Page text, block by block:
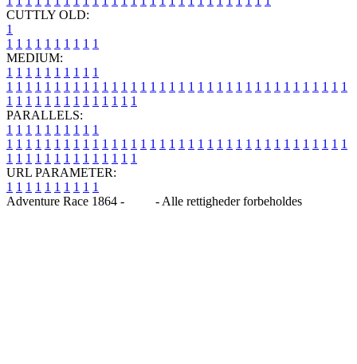
CUTTLY OLD:
1
1 1 1 1 1 1 1 1 1 1
MEDIUM:
1 1 1 1 1 1 1 1 1 1
1 1 1 1 1 1 1 1 1 1 1 1 1 1 1 1 1 1 1 1 1 1 1 1 1 1 1 1 1 1 1 1 1 1 1 1
1 1 1 1 1 1 1 1 1 1 1 1 1 1
PARALLELS:
1 1 1 1 1 1 1 1 1 1
1 1 1 1 1 1 1 1 1 1 1 1 1 1 1 1 1 1 1 1 1 1 1 1 1 1 1 1 1 1 1 1 1 1 1 1
1 1 1 1 1 1 1 1 1 1 1 1 1 1
URL PARAMETER:
1 1 1 1 1 1 1 1 1 1
Adventure Race 1864 -
- Alle rettigheder forbeholdes